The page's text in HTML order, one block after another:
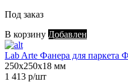
Под заказ
В корзину Добавлен
Lab Arte Фанера для
250х250х18 мм
1 413 р/шт